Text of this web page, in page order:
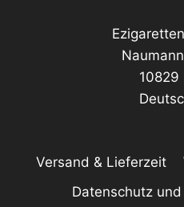
gewählt
werden
10829
Versand & Lieferzeit
Datenschutz